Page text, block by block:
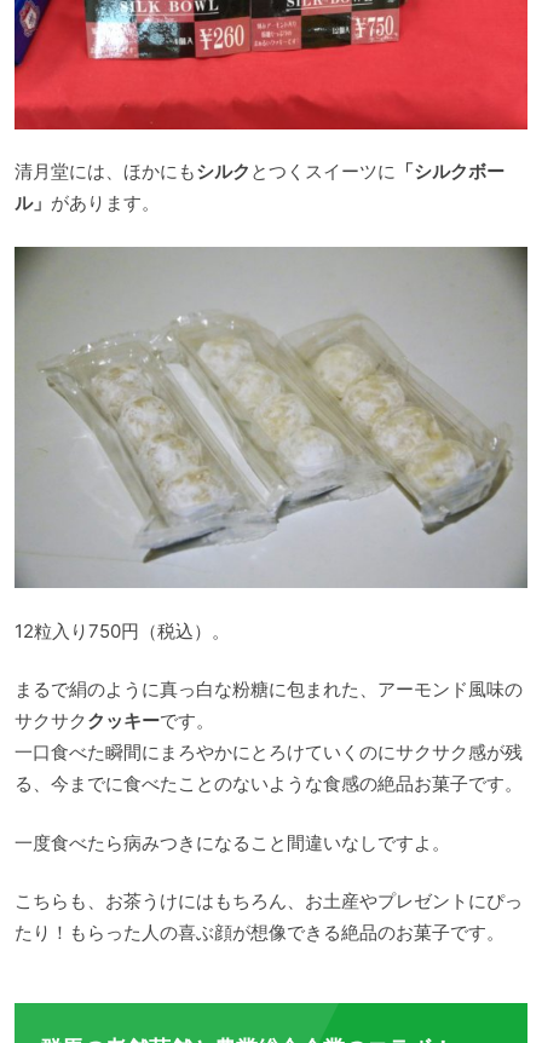
清月堂には、ほかにもシルク とつくスイーツに 「シルクボー
ル」 があります。
12粒入り750円（税込）。
まるで絹のように真っ白な粉糖に包まれた、アーモンド風味の
サクサククッキーです。
一口食べた瞬間にまろやかにとろけていくのにサクサク感が残
る、今までに食べたことのないような食感の絶品お菓子です。
一度食べたら病みつきになること間違いなしですよ。
こちらも、お茶うけにはもちろん、お土産やプレゼントにぴっ
たり！もらった人の喜ぶ顔が想像できる絶品のお菓子です。